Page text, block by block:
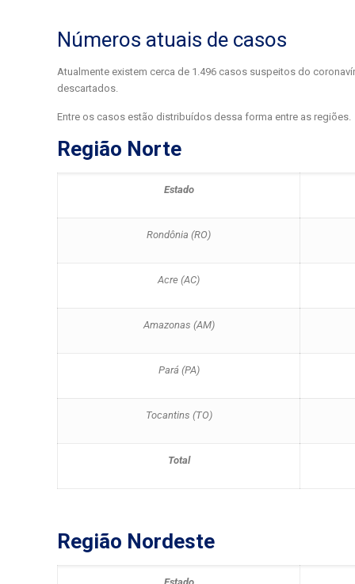
Números atuais de casos
Atualmente existem cerca de 1.496 casos suspeitos do
descartados.
Entre os casos estão distribuídos dessa forma entre as regiões.
Região Norte
Estado
Rondônia (RO)
Acre (AC)
Amazonas (AM)
Pará (PA)
Tocantins (TO)
Total
Região Nordeste